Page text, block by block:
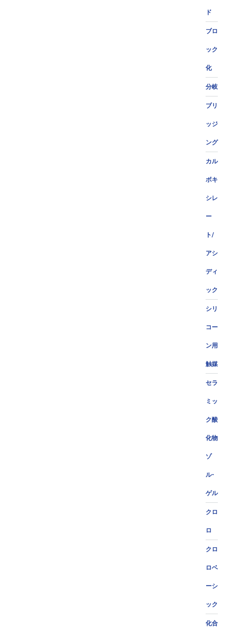
ド
ブロ
ック
化
分岐
ブリ
ッジ
ング
カル
ボキ
シレ
ー
ト/
アシ
ディ
ック
シリ
コー
ン用
触媒
セラ
ミッ
ク酸
化物
ゾ
ル-
ゲル
クロ
ロ
クロ
ロベ
ーシ
ック
化合